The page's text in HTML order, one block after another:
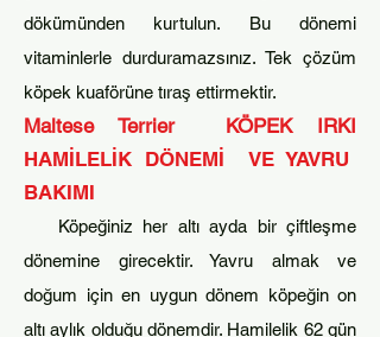
dökümünden kurtulun. Bu dönemi
vitaminlerle durduramazsınız. Tek çözüm
köpek kuaförüne tıraş ettirmektir.
Maltese Terrier KÖPEK IRKI
HAMİLELİK DÖNEMİ VE YAVRU
BAKIMI
Köpeğiniz her altı ayda bir çiftleşme
dönemine girecektir. Yavru almak ve
doğum için en uygun dönem köpeğin on
altı aylık olduğu dönemdir. Hamilelik 62 gün